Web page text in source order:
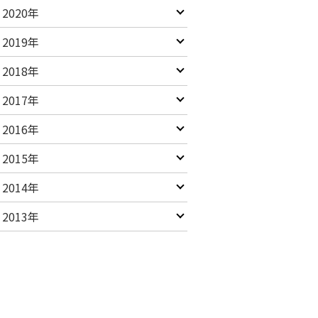
2020年
2019年
2018年
2017年
2016年
2015年
2014年
2013年